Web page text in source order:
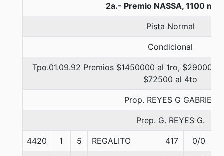
2a.- Premio NASSA, 1100
Pista Normal
Condicional
Tpo.01.09.92 Premios $1450000 al 1ro, $290000
$72500 al 4to
Prop. REYES G GABRIEL
Prep. G. REYES G.
4420 1 5 REGALITO 417 0/0